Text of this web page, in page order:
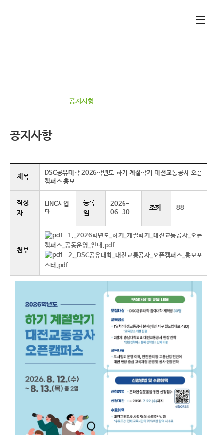
공지사항
공지사항
제목
DSC공유대학 2026학년도 하기 계절학기 대전교통공사 오픈
캠퍼스 홍보
작성
자
LINC사업
단
등록
일
2026-
06-30
조회 88
첨부
1._2026학년도_하기_계절학기_대전교통공사_오픈
캠퍼스_공동운영_안내.pdf
2._DSC공유대학_대전교통공사_오픈캠퍼스_홍보포
스터.pdf